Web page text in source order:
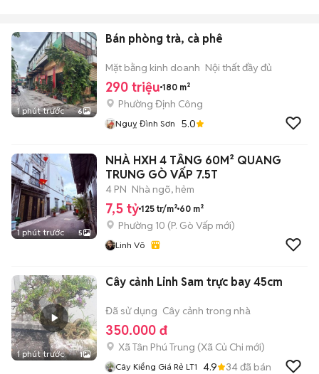
1 phút trước 6
Bán phòng trà, cà phê
Mặt bằng kinh doanh Nội thất đầy đủ
290 triệu 180 m²
Phường Định Công
Nguỵ Đình Sơn 5.0
1 phút trước 5
NHÀ HXH 4 TẦNG 60M² QUANG
TRUNG GÒ VẤP 7.5T
4 PN Nhà ngõ, hẻm
7,5 tỷ 125 tr/m² 60 m²
Phường 10 (P. Gò Vấp mới)
Linh Võ
1 phút trước 1
Cây cảnh Linh Sam trực bay 45cm
Đã sử dụng Cây cảnh trong nhà
350.000 đ
Xã Tân Phú Trung (Xã Củ Chi mới)
Cây Kiểng Giá Rẻ LT1 4.9 34đã bán